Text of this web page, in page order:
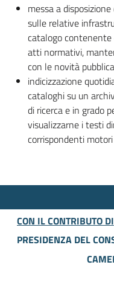
messa a
sulle relative
catalogo
atti normativi,
con le novità
indicizzazione
cataloghi su un
di ricerca e in grado
visualizzarne i testi
corrispondenti
CON IL CONTRIBUTO DI
PRESIDENZA DEL